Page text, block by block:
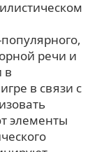
речи и
в
в связи с
элементы